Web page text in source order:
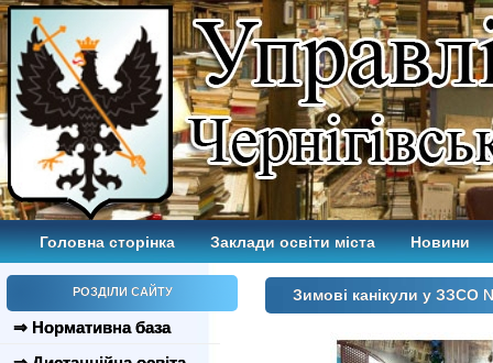
Головна сторінка Заклади освіти міста Новини
РОЗДІЛИ САЙТУ
⇒ Нормативна база
Зимові канікули у ЗЗСО